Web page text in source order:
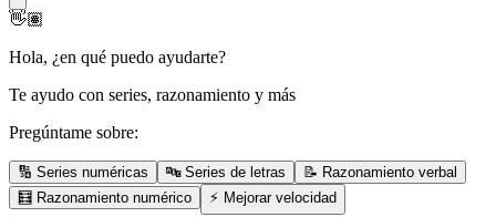
👋🏽
Hola, ¿en qué puedo ayudarte?
Te ayudo con series, razonamiento y más
Pregúntame sobre:
🔢 Series numéricas 🔤 Series de letras
📝 Razonamiento verbal
🧮 Razonamiento numérico
⚡ Mejorar velocidad